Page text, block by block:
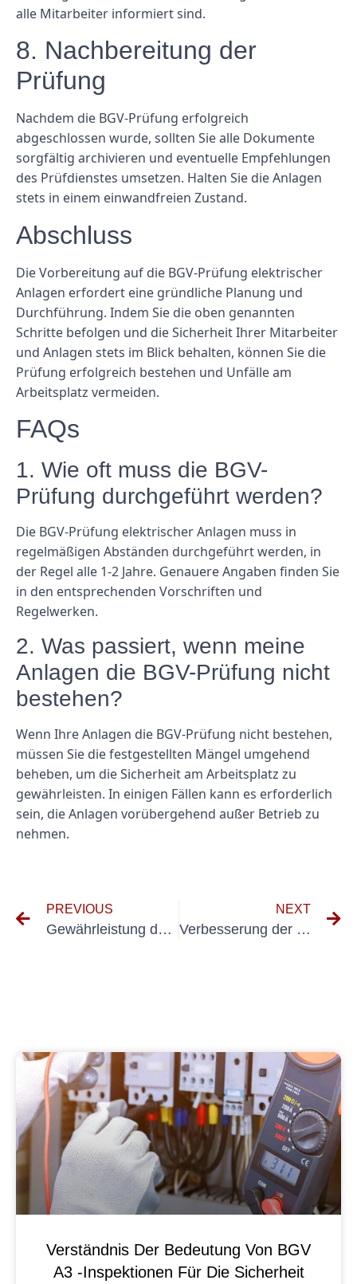
alle Mitarbeiter informiert sind.
8. Nachbereitung der
Prüfung
Nachdem die BGV-Prüfung erfolgreich
abgeschlossen wurde, sollten Sie alle Dokumente
sorgfältig archivieren und eventuelle Empfehlungen
des Prüfdienstes umsetzen. Halten Sie die Anlagen
stets in einem einwandfreien Zustand.
Abschluss
Die Vorbereitung auf die BGV-Prüfung elektrischer
Anlagen erfordert eine gründliche Planung und
Durchführung. Indem Sie die oben genannten
Schritte befolgen und die Sicherheit Ihrer Mitarbeiter
und Anlagen stets im Blick behalten, können Sie die
Prüfung erfolgreich bestehen und Unfälle am
Arbeitsplatz vermeiden.
FAQs
1. Wie oft muss die BGV-
Prüfung durchgeführt werden?
Die BGV-Prüfung elektrischer Anlagen muss in
regelmäßigen Abständen durchgeführt werden, in
der Regel alle 1-2 Jahre. Genauere Angaben finden Sie
in den entsprechenden Vorschriften und
Regelwerken.
2. Was passiert, wenn meine
Anlagen die BGV-Prüfung nicht
bestehen?
Wenn Ihre Anlagen die BGV-Prüfung nicht bestehen,
müssen Sie die festgestellten Mängel umgehend
beheben, um die Sicherheit am Arbeitsplatz zu
gewährleisten. In einigen Fällen kann es erforderlich
sein, die Anlagen vorübergehend außer Betrieb zu
nehmen.
PREVIOUS
Gewährleistung der Arbeitssicherheit durch Elektroprüfung nach BGV A3
NEXT
Verbesserung der Produktivität durch effektives Management mobiler Vermögenswerte
Verständnis Der Bedeutung Von BGV
A3 -Inspektionen Für Die Sicherheit